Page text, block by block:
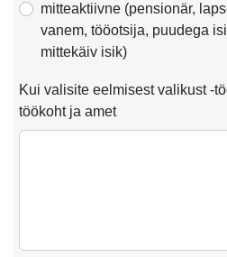
mitteaktiivne (pensionär,
vanem, tööotsija, puudega
mittekäiv isik)
Kui valisite eelmisest valikust -
töökoht ja amet